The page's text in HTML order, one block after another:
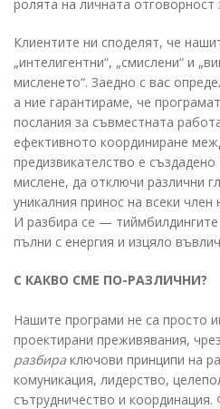
ролята на личната отговорност
Клиентите ни споделят, че
„интелигентни“, „смислени“ и
мисленето“. Заедно с вас
а ние гарантираме, че
послания за съвместната
ефективното координиране
предизвикателство е създадено
мислене, да отключи различни
уникалния принос на всеки член
И разбира се —
пълни с енергия и изцяло
С КАКВО СМЕ ПО-РАЗЛИЧНИ?
Нашите програми не са просто
проектирани преживявания,
разбира ключови принципи на
комуникация, лидерство,
сътрудничество и координация.